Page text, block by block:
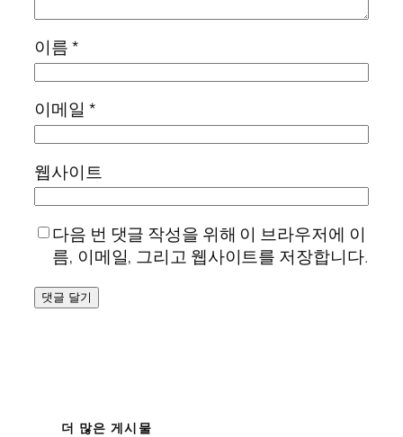
이름*
이메일 *
웹사이트
다음 번 댓글 작성을 위해 이 브라우저에 이
름, 이메일, 그리고 웹사이트를 저장합니다.
더 많은 게시물